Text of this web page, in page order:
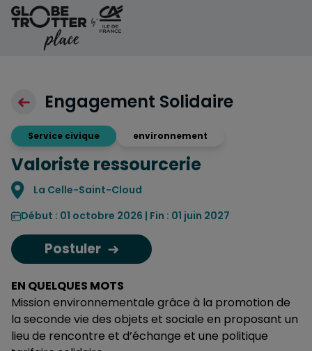
Aller au contenu
Engagement Solidaire
Service civique environnement
Valoriste ressourcerie
Localisation
La Celle-Saint-Cloud
Début : 01 octobre 2026 | Fin : 01 juin 2027
Postuler
EN QUELQUES MOTS
Mission environnementale grâce à la promotion de
la seconde vie des objets et sociale en proposant un
lieu de rencontre et d’échange et une politique